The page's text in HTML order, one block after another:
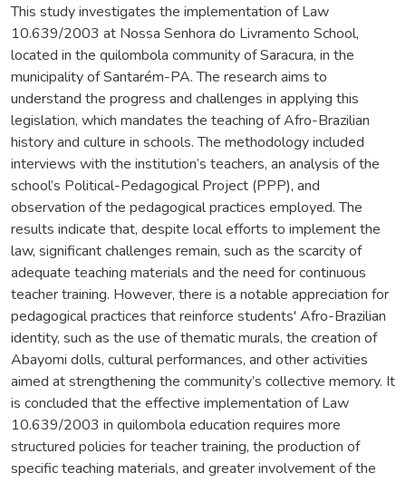
This study investigates the implementation of Law
10.639/2003 at Nossa Senhora do Livramento School,
located in the quilombola community of Saracura, in the
municipality of Santarém-PA. The research aims to
understand the progress and challenges in applying this
legislation, which mandates the teaching of Afro-Brazilian
history and culture in schools. The methodology included
interviews with the institution’s teachers, an analysis of the
school’s Political-Pedagogical Project (PPP), and
observation of the pedagogical practices employed. The
results indicate that, despite local efforts to implement the
law, significant challenges remain, such as the scarcity of
adequate teaching materials and the need for continuous
teacher training. However, there is a notable appreciation for
pedagogical practices that reinforce students' Afro-Brazilian
identity, such as the use of thematic murals, the creation of
Abayomi dolls, cultural performances, and other activities
aimed at strengthening the community’s collective memory. It
is concluded that the effective implementation of Law
10.639/2003 in quilombola education requires more
structured policies for teacher training, the production of
specific teaching materials, and greater involvement of the